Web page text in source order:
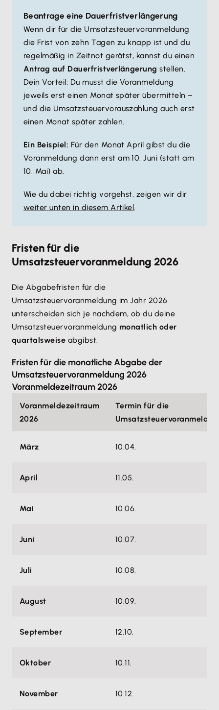
Beantrage eine Dauerfristverlängerung
Wenn dir für die Umsatzsteuervoranmeldung
die Frist von zehn Tagen zu knapp ist und du
regelmäßig in Zeitnot gerätst, kannst du einen
Antrag auf Dauerfristverlängerung stellen.
Dein Vorteil: Du musst die Voranmeldung
jeweils erst einen Monat später übermitteln –
und die Umsatzsteuervorauszahlung auch erst
einen Monat später zahlen.
Ein Beispiel: Für den Monat April gibst du die
Voranmeldung dann erst am 10. Juni (statt am
10. Mai) ab.
Wie du dabei richtig vorgehst, zeigen wir dir
weiter unten in diesem Artikel.
Fristen für die
Umsatzsteuervoranmeldung 2026
Die Abgabefristen für die
Umsatzsteuervoranmeldung im Jahr 2026
unterscheiden sich je nachdem, ob du deine
Umsatzsteuervoranmeldung monatlich oder
quartalsweise abgibst.
Fristen für die monatliche Abgabe der
Umsatzsteuervoranmeldung 2026
Voranmeldezeitraum 2026
Voranmeldezeitraum
2026
Termin für die
März 10.04.
April 11.05.
Mai 10.06.
Juni 10.07.
Juli 10.08.
August 10.09.
September 12.10.
Oktober 10.11.
November 10.12.